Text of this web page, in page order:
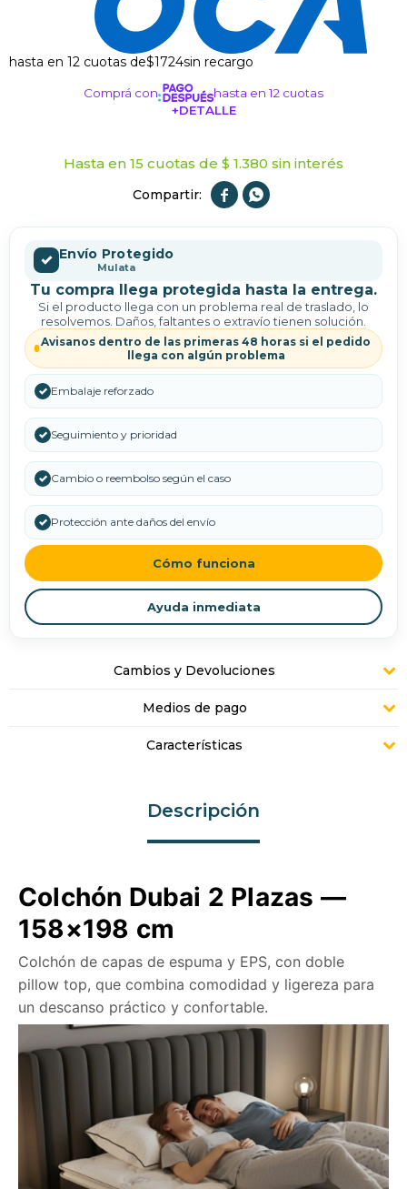
hasta en 12 cuotas de$1724sin recargo
Comprá con
hasta en 12 cuotas
+DETALLE
Hasta en 15 cuotas de $ 1.380 sin interés
 
✓ Envío Protegido
Mulata
Tu compra llega protegida hasta la entrega.
Si el producto llega con un problema real de traslado, lo
resolvemos. Daños, faltantes o extravío tienen solución.
Avisanos dentro de las primeras 48 horas si el pedido
llega con algún problema
✓ Embalaje reforzado
✓ Seguimiento y prioridad
✓ Cambio o reembolso según el caso
✓ Protección ante daños del envío
Cómo funciona
Ayuda inmediata
Cambios y Devoluciones
Medios de pago
Características
Descripción
Colchón Dubai 2 Plazas —
158×198 cm
Colchón de capas de espuma y EPS, con doble
pillow top, que combina comodidad y ligereza para
un descanso práctico y confortable.